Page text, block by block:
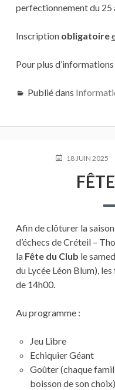
perfectionnement du 25
Inscription obligatoire
Pour plus d’informations
Publié dans
PUBLIÉ18 JUIN 2025
Afin de clôturer la
d’échecs de Créteil –
la Fête du Club le
du Lycée Léon Blum),
de 14h00.
Au programme :
Jeu Libre
Echiquier Géant
Goûter (chaque
boisson de son choix)